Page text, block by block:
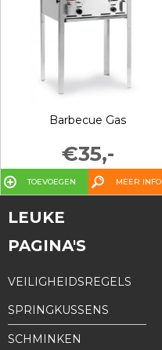
Barbecue Gas
€35,-
TOEVOEGEN MEER INFO
LEUKE
PAGINA'S
VEILIGHEIDSREGELS
SPRINGKUSSENS
SCHMINKEN